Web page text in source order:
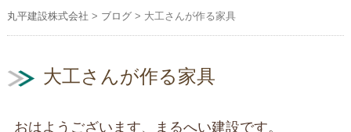
丸平建設株式会社 > ブログ> 大工さんが作る家具
大工さんが作る家具
おはようございます、まるへい建設です。